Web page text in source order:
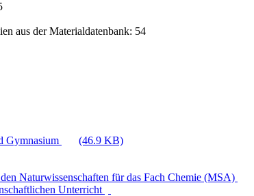
aus der Materialdatenbank: 54
Gymnasium
(46.9 KB)
Naturwissenschaften für das Fach Chemie (MSA)
Unterricht